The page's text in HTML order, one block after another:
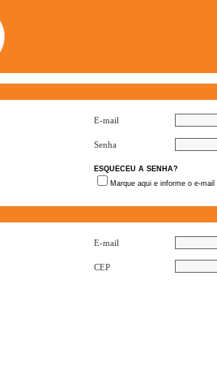
E-mail
Senha
ESQUECEU A SENHA?
Marque aqui e informe o e-
E-mail
CEP